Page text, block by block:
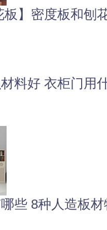
料好 衣柜门用
些 8种人造板